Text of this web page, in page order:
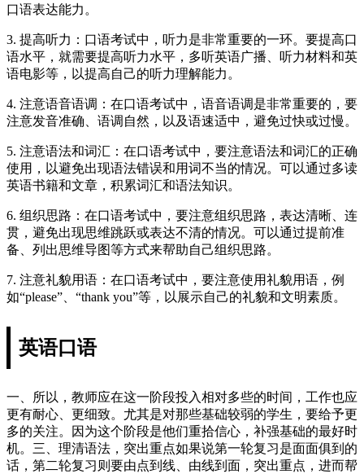
口语表达能力。
3. 提高听力：口语考试中，听力是非常重要的一环。要提高口
语水平，就需要提高听力水平，多听英语广播、听力材料和英
语电影等，以提高自己的听力理解能力。
4. 注意语音语调：在口语考试中，语音语调是非常重要的，要
注意发音准确、语调自然，以及语速适中，避免过快或过慢。
5. 注意语法和词汇：在口语考试中，要注意语法和词汇的正确
使用，以避免出现语法错误和用词不当的情况。可以通过多读
英语书籍和文章，积累词汇和语法知识。
6. 组织思路：在口语考试中，要注意组织思路，表达清晰、连
贯，避免出现思维跳跃或表达不清的情况。可以通过提前准
备、列出思维导图等方式来帮助自己组织思路。
7. 注意礼貌用语：在口语考试中，要注意使用礼貌用语，例
如“please”、“thank you”等，以展示自己的礼貌和文明素质。
英语口语
一、所以，教师应在这一阶段投入相对多些的时间，工作也应
更有耐心、更细致。尤其是对那些基础较弱的学生，要给予更
多的关注。因为这个阶段是他们重拾信心，补强基础的最好时
机。三、理清语法，突出重点如果说第一轮复习是面面俱到的
话，第二轮复习则要由点到线、由线到面，突出重点，进而帮